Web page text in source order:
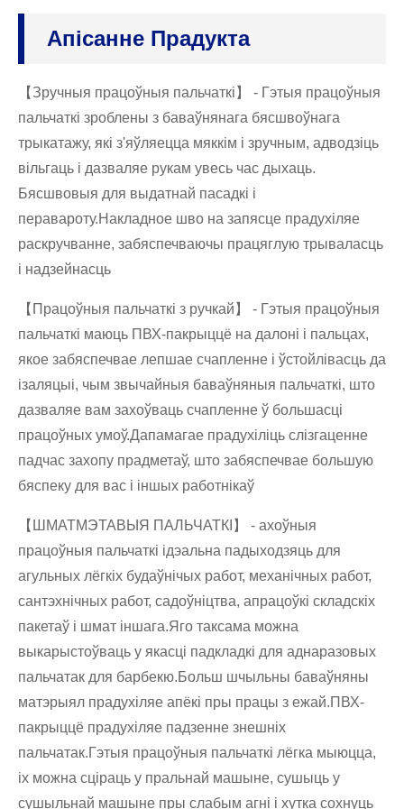
Апісанне Прадукта
【Зручныя працоўныя пальчаткі】 - Гэтыя працоўныя
пальчаткі зроблены з баваўнянага бясшвоўнага
трыкатажу, які з'яўляецца мяккім і зручным, адводзіць
вільгаць і дазваляе рукам увесь час дыхаць.
Бясшвовыя для выдатнай пасадкі і
перавароту.Накладное шво на запясце прадухіляе
раскручванне, забяспечваючы працяглую трываласць
і надзейнасць
【Працоўныя пальчаткі з ручкай】 - Гэтыя працоўныя
пальчаткі маюць ПВХ-пакрыццё на далоні і пальцах,
якое забяспечвае лепшае счапленне і ўстойлівасць да
ізаляцыі, чым звычайныя баваўняныя пальчаткі, што
дазваляе вам захоўваць счапленне ў большасці
працоўных умоў.Дапамагае прадухіліць слізгаценне
падчас захопу прадметаў, што забяспечвае большую
бяспеку для вас і іншых работнікаў
【ШМАТМЭТАВЫЯ ПАЛЬЧАТКІ】 - ахоўныя
працоўныя пальчаткі ідэальна падыходзяць для
агульных лёгкіх будаўнічых работ, механічных работ,
сантэхнічных работ, садоўніцтва, апрацоўкі складскіх
пакетаў і шмат іншага.Яго таксама можна
выкарыстоўваць у якасці падкладкі для аднаразовых
пальчатак для барбекю.Больш шчыльны баваўняны
матэрыял прадухіляе апёкі пры працы з ежай.ПВХ-
пакрыццё прадухіляе падзенне знешніх
пальчатак.Гэтыя працоўныя пальчаткі лёгка мыюцца,
іх можна сціраць у пральнай машыне, сушыць у
сушыльнай машыне пры слабым агні і хутка сохнуць